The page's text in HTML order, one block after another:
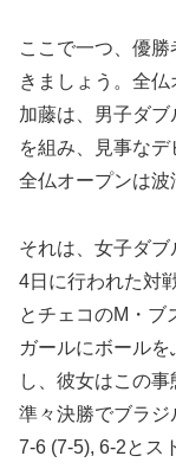
ここで一つ、優
きましょう。全
加藤は、男子ダ
を組み、見事な
全仏オープンは波
それは、女子ダブ
4日に行われた対
とチェコのM・ブ
ガールにボール
し、彼女はこの
準々決勝でブラ
7-6 (7-5), 6-2とス